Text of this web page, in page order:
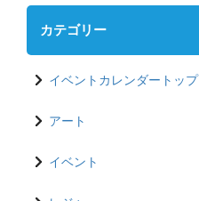
カテゴリー
イベントカレンダートップ
アート
イベント